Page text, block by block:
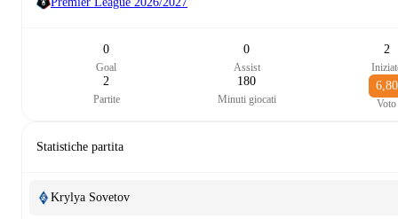
0
Goal
0
Assist
2
2
Partite
180
Minuti giocati
6,80
Voto
Statistiche partita
Krylya Sovetov